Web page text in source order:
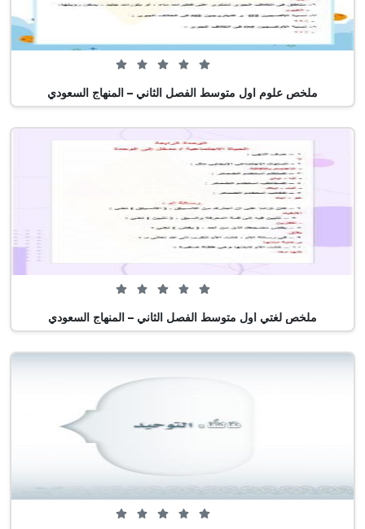
0 من 5 (0 تصويت)
ملخص علوم اول متوسط الفصل الثاني – المنهاج السعودي
0 من 5 (0 تصويت)
ملخص لغتي اول متوسط الفصل الثاني – المنهاج السعودي
0 من 5 (0 تصويت)